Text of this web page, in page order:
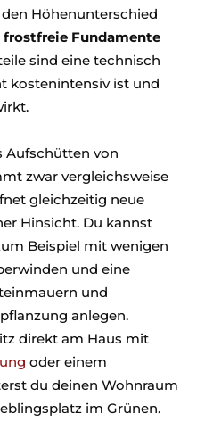
Höhenunterschied
frostfreie Fundamente
sind eine technisch
kostenintensiv ist und
Aufschütten von
zwar vergleichsweise
gleichzeitig neue
Hinsicht. Du kannst
Beispiel mit wenigen
und eine
und
anlegen.
direkt am Haus mit
oder einem
du deinen Wohnraum
im Grünen.